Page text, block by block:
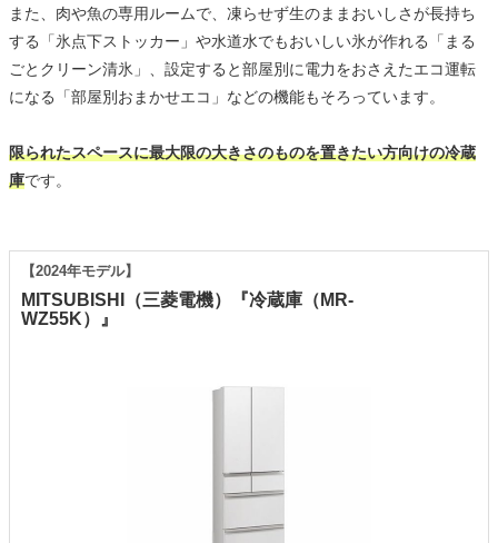
また、肉や魚の専用ルームで、凍らせず生のままおいしさが長持ち
する「氷点下ストッカー」や水道水でもおいしい氷が作れる「まる
ごとクリーン清氷」、設定すると部屋別に電力をおさえたエコ運転
になる「部屋別おまかせエコ」などの機能もそろっています。
限られたスペースに最大限の大きさのものを置きたい方向けの冷蔵
庫です。
MITSUBISHI（三菱電機）『冷蔵庫（MR-
WZ55K）』
【2024年モデル】